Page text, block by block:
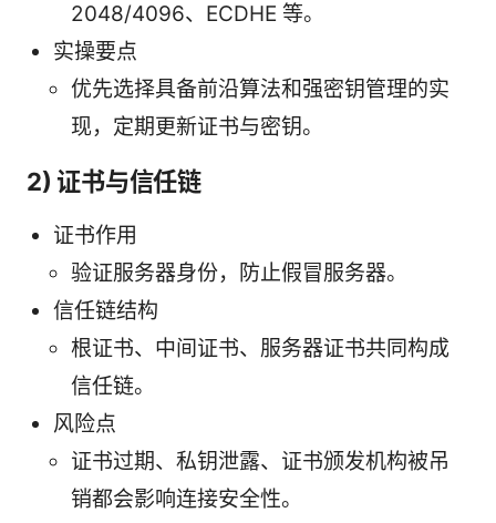
2048/4096、ECDHE 等。
实操要点
优先选择具备前沿算法和强密钥管理的实
现，定期更新证书与密钥。
2) 证书与信任链
证书作用
验证服务器身份，防止假冒服务器。
信任链结构
根证书、中间证书、服务器证书共同构成
信任链。
风险点
证书过期、私钥泄露、证书颁发机构被吊
销都会影响连接安全性。